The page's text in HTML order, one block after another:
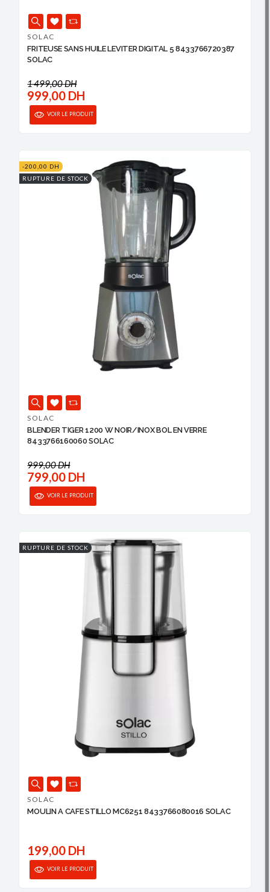
SOLAC
FRITEUSE SANS HUILE LEVITER DIGITAL 5 8433766720387
SOLAC
1 499,00 DH
999,00 DH
VOIR LE PRODUIT
-200,00 DH
RUPTURE DE STOCK
SOLAC
BLENDER TIGER 1200 W NOIR/INOX BOL EN VERRE
8433766160060 SOLAC
999,00 DH
799,00 DH
VOIR LE PRODUIT
RUPTURE DE STOCK
SOLAC
MOULIN A CAFE STILLO MC6251 8433766080016 SOLAC
199,00 DH
VOIR LE PRODUIT